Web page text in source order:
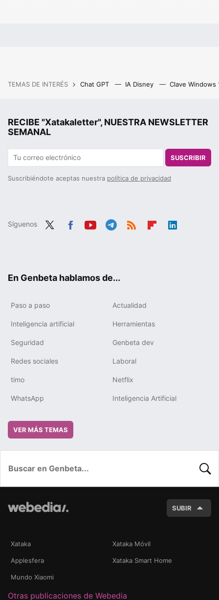
TEMAS DE INTERÉS Chat GPT IA Disney Clave Windows
RECIBE "Xatakaletter", NUESTRA NEWSLETTER
SEMANAL
SUSCRIBIR
Suscribiéndote aceptas nuestra política de privacidad
Síguenos
En Genbeta hablamos de...
Paso a paso Actualidad
Inteligencia artificial Herramientas
Seguridad Genbeta dev
Redes sociales Laboral
timo Netflix
WhatsApp Inteligencia Artificial
VER MÁS TEMAS
SUBIR
Xataka Xataka Móvil
Applesfera Xataka Smart Home
Mundo Xiaomi
Otras publicaciones de Webedia